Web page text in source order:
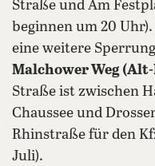
Straße und Am
beginnen um 20
eine weitere
Malchower Weg
Straße ist zwischen
Chaussee und
Rhinstraße für den
Juli).